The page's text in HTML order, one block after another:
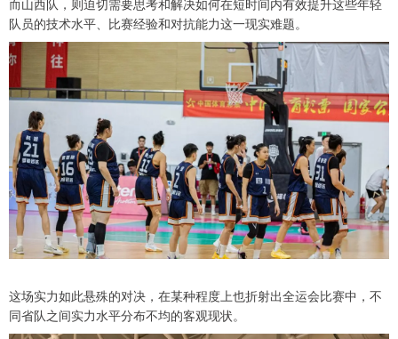
而山西队，则迫切需要思考和解决如何在短时间内有效提升这些年轻
队员的技术水平、比赛经验和对抗能力这一现实难题。
这场实力如此悬殊的对决，在某种程度上也折射出全运会比赛中，不
同省队之间实力水平分布不均的客观现状。